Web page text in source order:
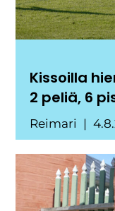
Kissoilla
2 peliä, 6
Reimari